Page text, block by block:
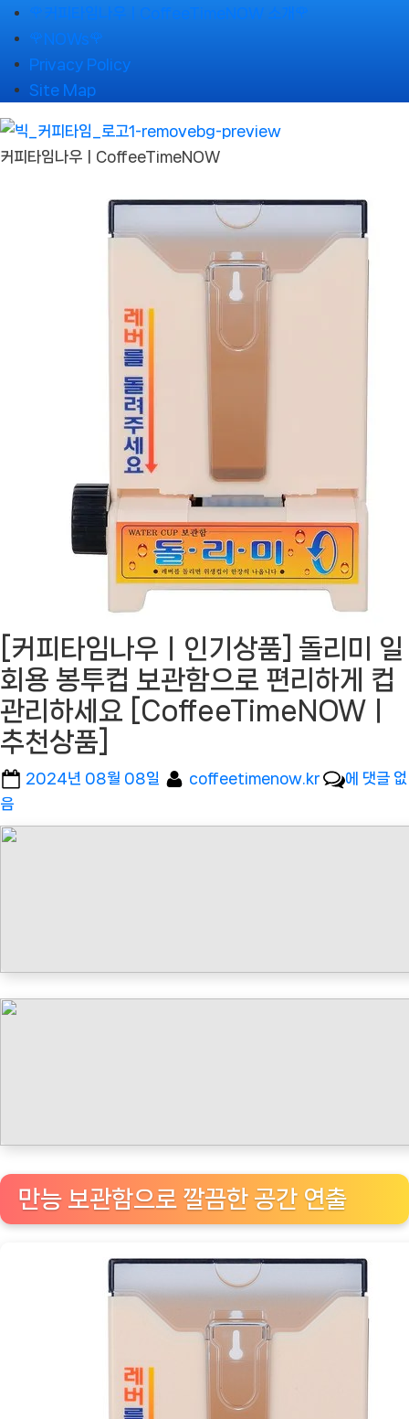
Skip
to
content
🌹커피타임나우ㅣCoffeeTimeNOW 소개🌹
🌹NOWs🌹
Privacy Policy
Site Map
커피타임나우ㅣCoffeeTimeNOW
[커피타임나우ㅣ인기상품] 돌리미 일
회용 봉투컵 보관함으로 편리하게 컵
관리하세요 [CoffeeTimeNOWㅣ
추천상품]
Posted
2024년 08월 08일 By
coffeetimenow.kr
[커
타
봉
컵
보
에 댓글 없
음
만능 보관함으로 깔끔한 공간 연출